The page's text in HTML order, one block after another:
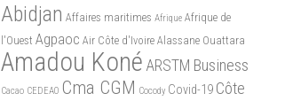
Abidjan Affaires maritimes Afrique Afrique de
l'Ouest Agpaoc Air Côte d'Ivoire Alassane Ouattara
Amadou Koné ARSTM Business
Cacao CEDEAO Cma CGM Cocody Covid-19 Côte